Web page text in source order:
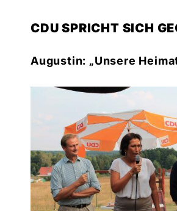
CDU SPRICHT SICH
Augustin: „Unsere